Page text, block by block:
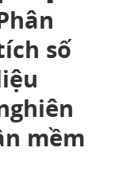
số
mềm